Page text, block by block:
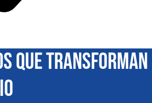
que transforman